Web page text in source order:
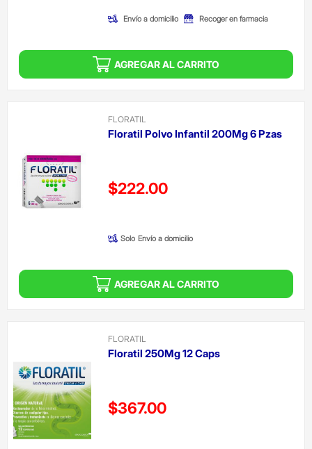
Envío a domicilio Recoger en farmacia
AGREGAR AL CARRITO
FLORATIL
Floratil Polvo Infantil 200Mg 6 Pzas
Precio reducido de
$222.00
Solo Envío a domicilio
AGREGAR AL CARRITO
FLORATIL
Floratil 250Mg 12 Caps
Precio reducido de
$367.00